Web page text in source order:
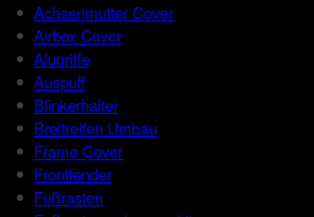
Achsenmutter Cover
Airbox Cover
Alugriffe
Auspuff
Blinkerhalter
Breitreifen Umbau
Frame Cover
Frontfender
Fußrasten